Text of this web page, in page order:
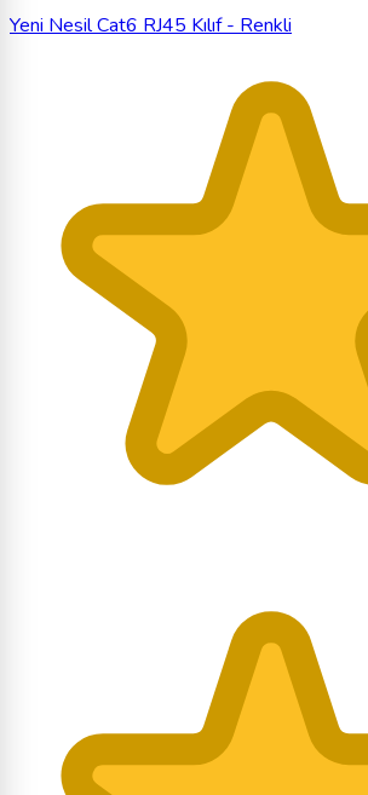
Yeni Nesil Cat6 RJ45 Kılıf - Renkli